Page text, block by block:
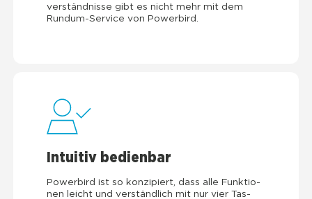
ver­ständ­nis­se gibt es nicht mehr mit dem
Rund­um-Ser­vice von Power­bird.
Intui­tiv bedien­bar
Power­bird ist so kon­zi­piert, dass alle Funk­tio­
nen leicht und ver­ständ­lich mit nur vier Tas­